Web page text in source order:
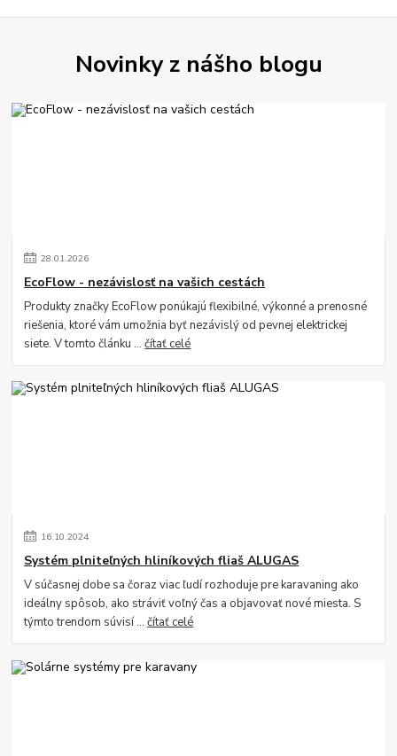
Novinky z nášho blogu
28.01.2026
EcoFlow - nezávislosť na vašich cestách
Produkty značky EcoFlow ponúkajú flexibilné, výkonné a prenosné
riešenia, ktoré vám umožnia byť nezávislý od pevnej elektrickej
siete. V tomto článku ...čítať celé
16.10.2024
Systém plniteľných hliníkových fliaš ALUGAS
V súčasnej dobe sa čoraz viac ľudí rozhoduje pre karavaning ako
ideálny spôsob, ako stráviť voľný čas a objavovať nové miesta. S
týmto trendom súvisí ...čítať celé